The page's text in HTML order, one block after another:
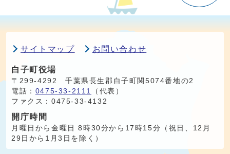
サイトマップ お問い合わせ
白子町役場
〒299-4292 千葉県長生郡白子町関5074番地の2
電話： 0475-33-2111
（代表）
ファクス：0475-33-4132
開庁時間
月曜日から金曜日 8時30分から17時15分（祝日、12月
29日から1月3日を除く）